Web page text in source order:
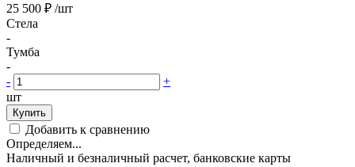
25 500 ₽ /шт
Стела
-
Тумба
-
-
+
шт
Купить
Добавить к сравнению
Определяем...
Наличный и безналичный расчет, банковские карты